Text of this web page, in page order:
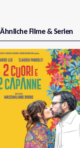
Ähnliche Filme & Serien